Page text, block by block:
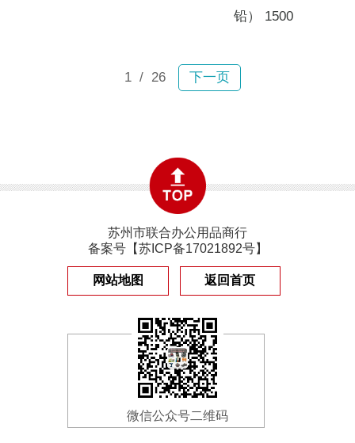
铅） 1500
1 / 26 下一页
苏州市联合办公用品商行
备案号【苏ICP备17021892号】
网站地图 返回首页
微信公众号二维码